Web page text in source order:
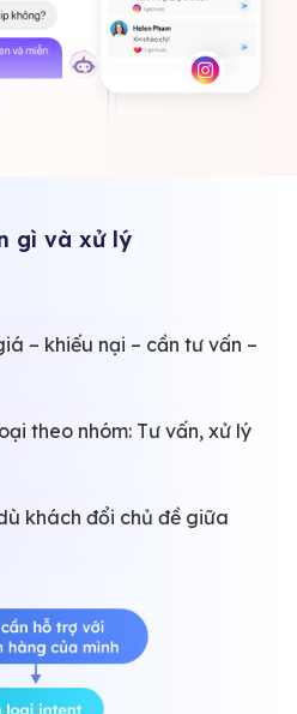
gì và xử lý
– khiếu nại – cần tư vấn –
theo nhóm: Tư vấn, xử lý
khách đổi chủ đề giữa